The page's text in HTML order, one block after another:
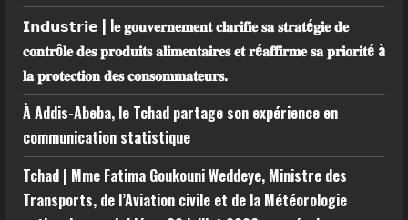
𝗜𝗻𝗱𝘂𝘀𝘁𝗿𝗶𝗲 | l𝐞 𝐠𝐨𝐮𝐯𝐞𝐫𝐧𝐞𝐦𝐞𝐧𝐭 𝐜𝐥𝐚𝐫𝐢𝐟𝐢𝐞 𝐬𝐚 𝐬𝐭𝐫𝐚𝐭é𝐠𝐢𝐞 𝐝𝐞
𝐜𝐨𝐧𝐭𝐫ô𝐥𝐞 𝐝𝐞𝐬 𝐩𝐫𝐨𝐝𝐮𝐢𝐭𝐬 𝐚𝐥𝐢𝐦𝐞𝐧𝐭𝐚𝐢𝐫𝐞𝐬 𝐞𝐭 𝐫é𝐚𝐟𝐟𝐢𝐫𝐦𝐞 𝐬𝐚 𝐩𝐫𝐢𝐨𝐫𝐢𝐭é à
𝐥𝐚 𝐩𝐫𝐨𝐭𝐞𝐜𝐭𝐢𝐨𝐧 𝐝𝐞𝐬 𝐜𝐨𝐧𝐬𝐨𝐦𝐦𝐚𝐭𝐞𝐮𝐫𝐬.
À Addis-Abeba, le Tchad partage son expérience en
communication statistique
Tchad | Mme Fatima Goukouni Weddeye, Ministre des
Transports, de l’Aviation civile et de la Météorologie